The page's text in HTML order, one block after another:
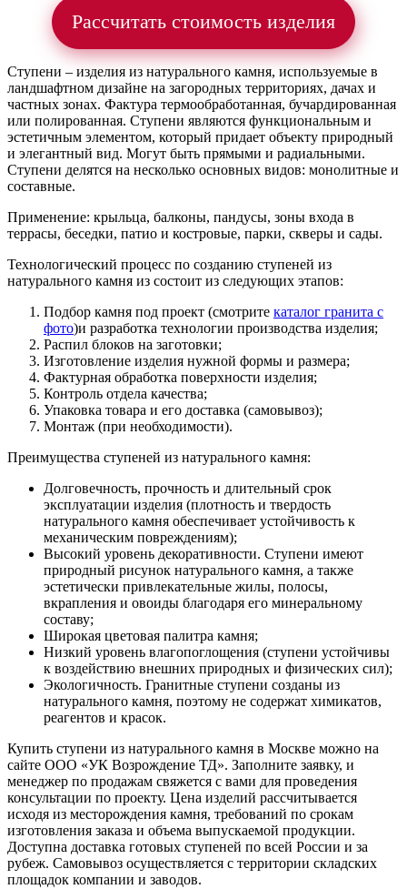
Рассчитать стоимость изделия
Ступени – изделия из натурального камня, используемые в
ландшафтном дизайне на загородных территориях, дачах и
частных зонах. Фактура термообработанная, бучардированная
или полированная. Ступени являются функциональным и
эстетичным элементом, который придает объекту природный
и элегантный вид. Могут быть прямыми и радиальными.
Ступени делятся на несколько основных видов: монолитные и
составные.
Применение: крыльца, балконы, пандусы, зоны входа в
террасы, беседки, патио и костровые, парки, скверы и сады.
Технологический процесс по созданию ступеней из
натурального камня из состоит из следующих этапов:
Подбор камня под проект (смотрите каталог гранита с
фото)и разработка технологии производства изделия;
Распил блоков на заготовки;
Изготовление изделия нужной формы и размера;
Фактурная обработка поверхности изделия;
Контроль отдела качества;
Упаковка товара и его доставка (самовывоз);
Монтаж (при необходимости).
Преимущества ступеней из натурального камня:
Долговечность, прочность и длительный срок
эксплуатации изделия (плотность и твердость
натурального камня обеспечивает устойчивость к
механическим повреждениям);
Высокий уровень декоративности. Ступени имеют
природный рисунок натурального камня, а также
эстетически привлекательные жилы, полосы,
вкрапления и овоиды благодаря его минеральному
составу;
Широкая цветовая палитра камня;
Низкий уровень влагопоглощения (ступени устойчивы
к воздействию внешних природных и физических сил);
Экологичность. Гранитные ступени созданы из
натурального камня, поэтому не содержат химикатов,
реагентов и красок.
Купить ступени из натурального камня в Москве можно на
сайте ООО «УК Возрождение ТД». Заполните заявку, и
менеджер по продажам свяжется с вами для проведения
консультации по проекту. Цена изделий рассчитывается
исходя из месторождения камня, требований по срокам
изготовления заказа и объема выпускаемой продукции.
Доступна доставка готовых ступеней по всей России и за
рубеж. Самовывоз осуществляется с территории складских
площадок компании и заводов.